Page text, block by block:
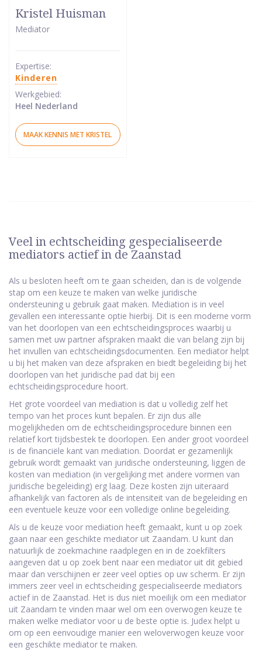
5
van
Kristel Huisman
Mediator
Expertise:
Kinderen
Werkgebied:
Heel Nederland
MAAK KENNIS MET KRISTEL
Veel in echtscheiding gespecialiseerde
mediators actief in de Zaanstad
Als u besloten heeft om te gaan scheiden, dan is de volgende
stap om een keuze te maken van welke juridische
ondersteuning u gebruik gaat maken. Mediation is in veel
gevallen een interessante optie hierbij. Dit is een moderne vorm
van het doorlopen van een echtscheidingsproces waarbij u
samen met uw partner afspraken maakt die van belang zijn bij
het invullen van echtscheidingsdocumenten. Een mediator helpt
u bij het maken van deze afspraken en biedt begeleiding bij het
doorlopen van het juridische pad dat bij een
echtscheidingsprocedure hoort.
Het grote voordeel van mediation is dat u volledig zelf het
tempo van het proces kunt bepalen. Er zijn dus alle
mogelijkheden om de echtscheidingsprocedure binnen een
relatief kort tijdsbestek te doorlopen. Een ander groot voordeel
is de financiële kant van mediation. Doordat er gezamenlijk
gebruik wordt gemaakt van juridische ondersteuning, liggen de
kosten van mediation (in vergelijking met andere vormen van
juridische begeleiding) erg laag. Deze kosten zijn uiteraard
afhankelijk van factoren als de intensiteit van de begeleiding en
een eventuele keuze voor een volledige online begeleiding.
Als u de keuze voor mediation heeft gemaakt, kunt u op zoek
gaan naar een geschikte mediator uit Zaandam. U kunt dan
natuurlijk de zoekmachine raadplegen en in de zoekfilters
aangeven dat u op zoek bent naar een mediator uit dit gebied
maar dan verschijnen er zeer veel opties op uw scherm. Er zijn
immers zeer veel in echtscheiding gespecialiseerde mediators
actief in de Zaanstad. Het is dus niet moeilijk om een mediator
uit Zaandam te vinden maar wel om een overwogen keuze te
maken welke mediator voor u de beste optie is. Judex helpt u
om op een eenvoudige manier een weloverwogen keuze voor
een geschikte mediator te maken.